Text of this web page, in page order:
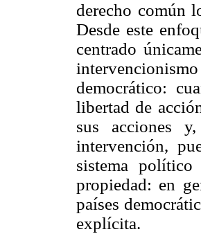
derecho común
Desde este
centrado
democrático:
libertad de
sus acciones
intervención,
sistema
propiedad: en
países
explícita.